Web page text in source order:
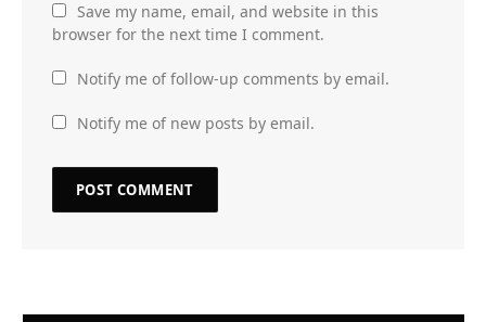
Save my name, email, and website in this
browser for the next time I comment.
Notify me of follow-up comments by email.
Notify me of new posts by email.